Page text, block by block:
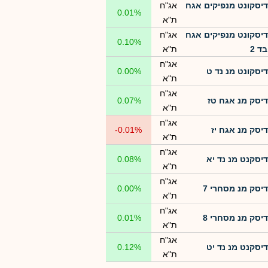
דיסקונט מנפיקים אגח
אג"ח
ת"א
0.01%
דיסקונט מנפיקים אגח
2
אג"ח
ת"א
0.10%
דיסקונט מנ נד ט
אג"ח
ת"א
0.00%
דיסק מנ אגח טז
אג"ח
ת"א
0.07%
דיסק מנ אגח יז
אג"ח
ת"א
-0.01%
דיסקנט מנ נד יא
אג"ח
ת"א
0.08%
דיסק מנ מסחרי 7
אג"ח
ת"א
0.00%
דיסק מנ מסחרי 8
אג"ח
ת"א
0.01%
דיסקנט מנ נד יט
אג"ח
ת"א
0.12%